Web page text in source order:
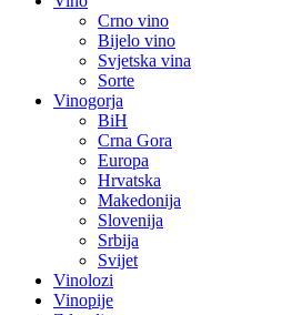
Crno vino
Bijelo vino
Svjetska vina
Sorte
Vinogorja
BiH
Crna Gora
Europa
Hrvatska
Makedonija
Slovenija
Srbija
Svijet
Vinolozi
Vinopije